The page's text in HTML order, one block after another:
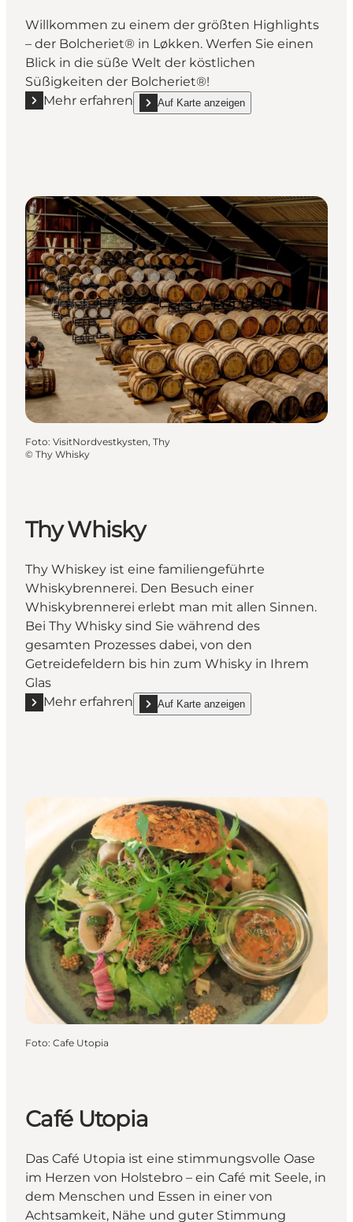
Willkommen zu einem der größten Highlights
– der Bolcheriet® in Løkken. Werfen Sie einen
Blick in die süße Welt der köstlichen
Süßigkeiten der Bolcheriet®!
Mehr erfahren
Mehr erfahren "Bolcheriet® Løkken"
Auf Karte anzeigen
show Bolcheriet® Løkken on_map
Foto: VisitNordvestkysten, Thy
© Thy Whisky
Thy Whisky
Thy Whiskey ist eine familiengeführte
Whiskybrennerei. Den Besuch einer
Whiskybrennerei erlebt man mit allen Sinnen.
Bei Thy Whisky sind Sie während des
gesamten Prozesses dabei, von den
Getreidefeldern bis hin zum Whisky in Ihrem
Glas
Mehr erfahren
Mehr erfahren "Thy Whisky"Auf Karte anzeigen
show Thy Whisky on_map
Foto: Cafe Utopia
Café Utopia
Das Café Utopia ist eine stimmungsvolle Oase
im Herzen von Holstebro – ein Café mit Seele, in
dem Menschen und Essen in einer von
Achtsamkeit, Nähe und guter Stimmung